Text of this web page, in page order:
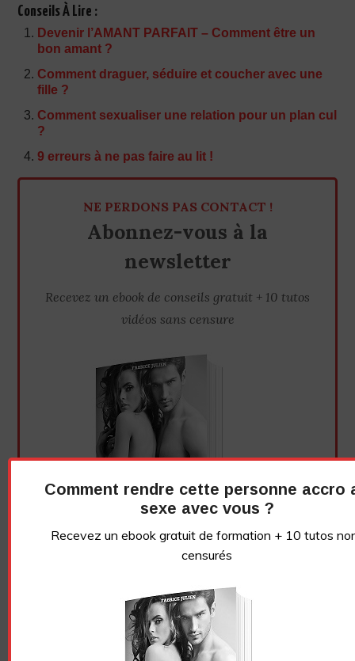
Conseils À Lire :
Devenir l’AMANT PARFAIT – Comment être un
bon amant ?
Comment draguer, séduire et coucher avec une
fille ?
Comment sexualiser une relation pour un plan cul
?
9 erreurs à ne pas faire au lit !
NE PERDONS PAS CONTACT !
Abonnez-vous à la
newsletter
Recevez un ebook de conseils gratuit + 10 tutos
vidéos sans censure
Comment rendre cette personne accro
sexe avec vous ?
Recevez un ebook gratuit de formation + 10 tutos
censurés